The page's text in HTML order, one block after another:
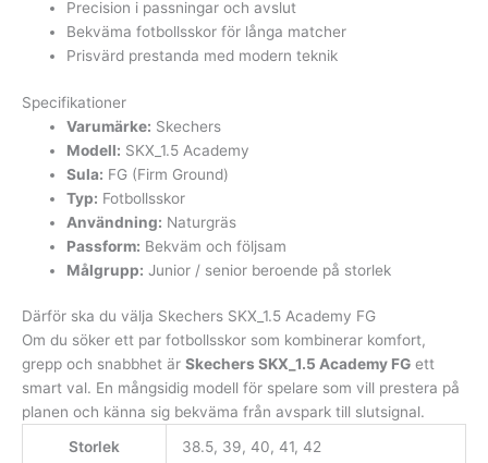
Precision i passningar och avslut
Bekväma fotbollsskor för långa matcher
Prisvärd prestanda med modern teknik
Specifikationer
Varumärke: Skechers
Modell: SKX_1.5 Academy
Sula: FG (Firm Ground)
Typ: Fotbollsskor
Användning: Naturgräs
Passform: Bekväm och följsam
Målgrupp: Junior / senior beroende på storlek
Därför ska du välja Skechers SKX_1.5 Academy FG
Om du söker ett par fotbollsskor som kombinerar komfort,
grepp och snabbhet är Skechers SKX_1.5 Academy FG ett
smart val. En mångsidig modell för spelare som vill prestera på
planen och känna sig bekväma från avspark till slutsignal.
Storlek
38.5, 39, 40, 41, 42